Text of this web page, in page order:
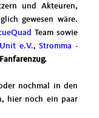
und Akteuren,
gewesen wäre.
Team sowie
e.V.,Stromma -
nochmal in den
hier noch ein paar